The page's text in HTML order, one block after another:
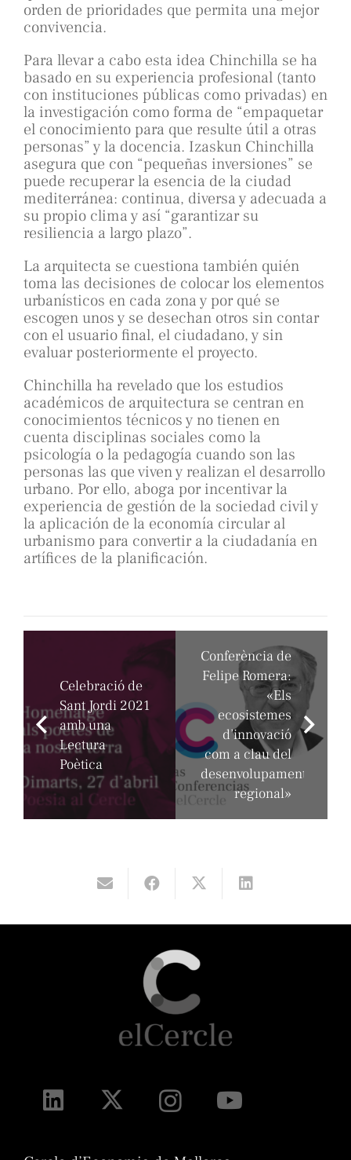
orden de prioridades que permita una mejor
convivencia.
Para llevar a cabo esta idea Chinchilla se ha
basado en su experiencia profesional (tanto
con instituciones públicas como privadas) en
la investigación como forma de “empaquetar
el conocimiento para que resulte útil a otras
personas” y la docencia. Izaskun Chinchilla
asegura que con “pequeñas inversiones” se
puede recuperar la esencia de la ciudad
mediterránea: continua, diversa y adecuada a
su propio clima y así “garantizar su
resiliencia a largo plazo”.
La arquitecta se cuestiona también quién
toma las decisiones de colocar los elementos
urbanísticos en cada zona y por qué se
escogen unos y se desechan otros sin contar
con el usuario final, el ciudadano, y sin
evaluar posteriormente el proyecto.
Chinchilla ha revelado que los estudios
académicos de arquitectura se centran en
conocimientos técnicos y no tienen en
cuenta disciplinas sociales como la
psicología o la pedagogía cuando son las
personas las que viven y realizan el desarrollo
urbano. Por ello, aboga por incentivar la
experiencia de gestión de la sociedad civil y
la aplicación de la economía circular al
urbanismo para convertir a la ciudadanía en
artífices de la planificación.
Celebració de
Sant Jordi 2021
amb una
Lectura
Poètica
Conferència de
Felipe Romera:
«Els
ecosistemes
d’innovació
com a clau del
desenvolupament
regional»